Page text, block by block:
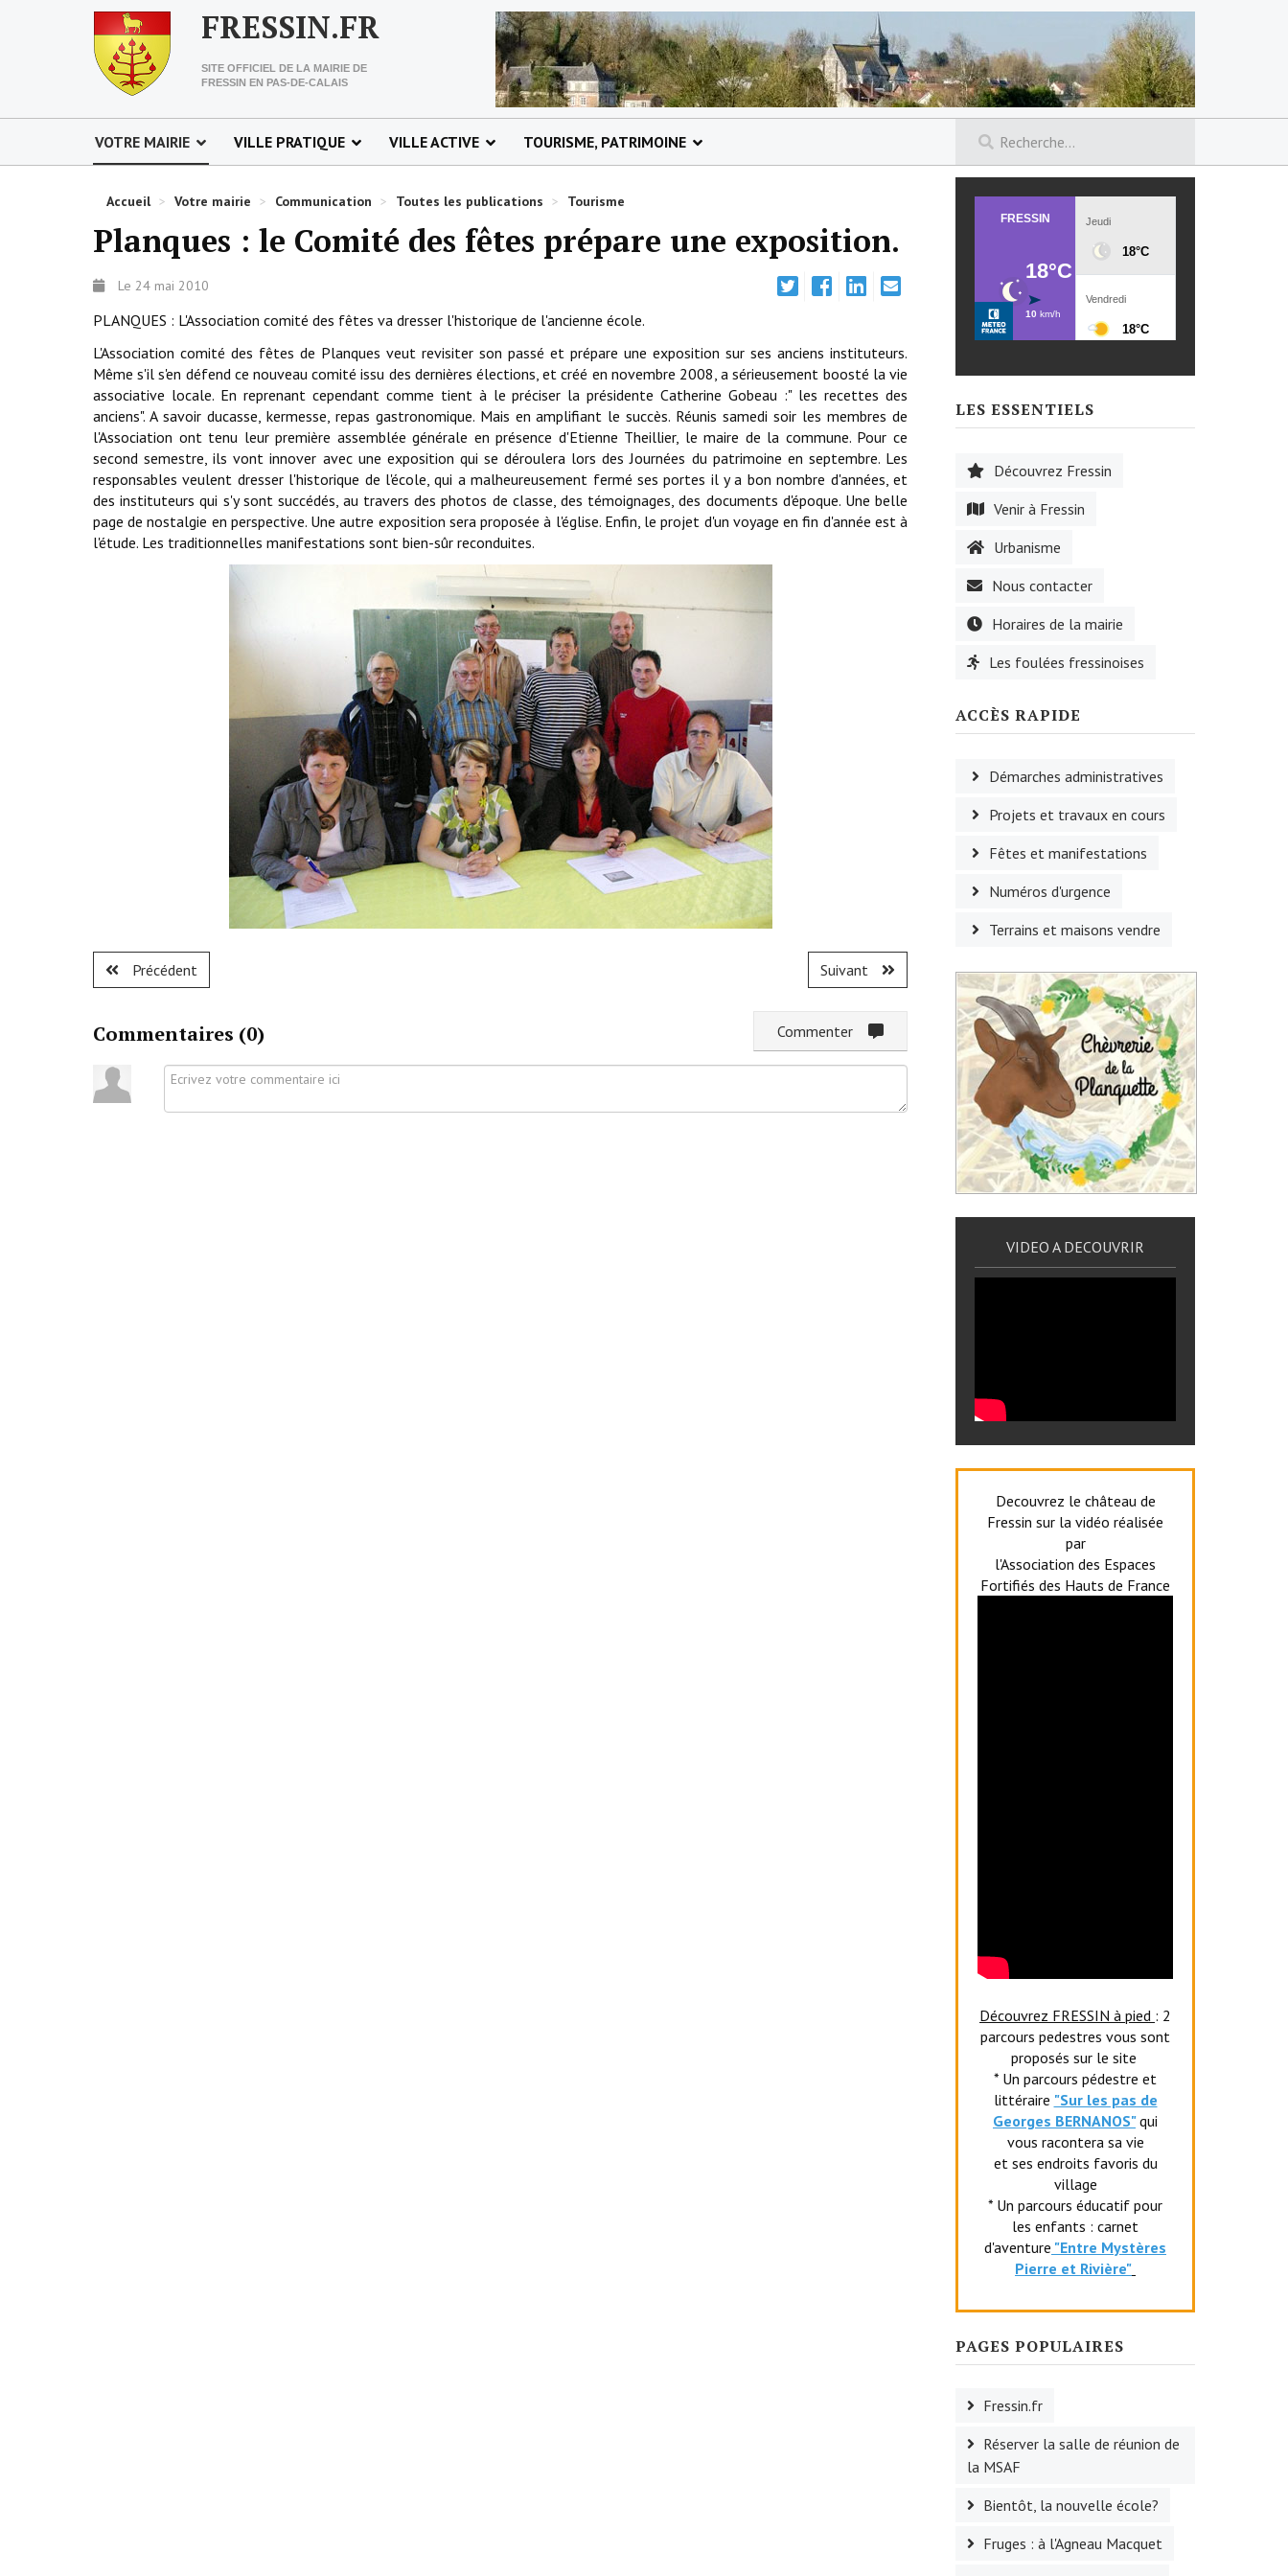
FRESSIN.FR
SITE OFFICIEL DE LA MAIRIE DE
FRESSIN EN PAS-DE-CALAIS
VOTRE MAIRIE VILLE PRATIQUE VILLE ACTIVE TOURISME, PATRIMOINE
Accueil > Votre mairie > Communication > Toutes les publications > Tourisme
Planques : le Comité des fêtes prépare une exposition.
Le 24 mai 2010
PLANQUES : L'Association comité des fêtes va dresser l'historique de l'ancienne école.
L'Association comité des fêtes de Planques veut revisiter son passé et prépare une exposition sur ses anciens instituteurs.
Même s'il s'en défend ce nouveau comité issu des dernières élections, et créé en novembre 2008, a sérieusement boosté la vie
associative locale. En reprenant cependant comme tient à le préciser la présidente Catherine Gobeau :" les recettes des
anciens". A savoir ducasse, kermesse, repas gastronomique. Mais en amplifiant le succès. Réunis samedi soir les membres de
l'Association ont tenu leur première assemblée générale en présence d'Etienne Theillier, le maire de la commune. Pour ce
second semestre, ils vont innover avec une exposition qui se déroulera lors des Journées du patrimoine en septembre. Les
responsables veulent dresser l'historique de l'école, qui a malheureusement fermé ses portes il y a bon nombre d'années, et
des instituteurs qui s'y sont succédés, au travers des photos de classe, des témoignages, des documents d'époque. Une belle
page de nostalgie en perspective. Une autre exposition sera proposée à l'église. Enfin, le projet d'un voyage en fin d'année est à
l'étude. Les traditionnelles manifestations sont bien-sûr reconduites.
Précédent Suivant
Commentaires (0)
LES ESSENTIELS
Découvrez Fressin
Venir à Fressin
Urbanisme
Nous contacter
Horaires de la mairie
Les foulées fressinoises
ACCÈS RAPIDE
Démarches administratives
Projets et travaux en cours
Fêtes et manifestations
Numéros d'urgence
Terrains et maisons vendre
VIDEO A DECOUVRIR
Decouvrez le château de
Fressin sur la vidéo réalisée
par
l'Association des Espaces
Fortifiés des Hauts de France
Découvrez FRESSIN à pied : 2
parcours pedestres vous sont
proposés sur le site
* Un parcours pédestre et
littéraire "Sur les pas de
Georges BERNANOS" qui
vous racontera sa vie
et ses endroits favoris du
village
* Un parcours éducatif pour
les enfants : carnet
d'aventure "Entre Mystères
Pierre et Rivière"
PAGES POPULAIRES
Fressin.fr
Réserver la salle de réunion de
la MSAF
Bientôt, la nouvelle école?
Fruges : à l'Agneau Macquet